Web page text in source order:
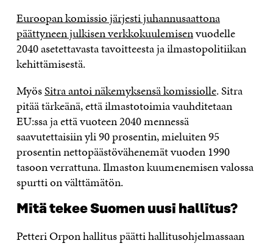
Euroopan komissio järjesti juhannusaattona
päättyneen julkisen verkkokuulemisenvuodelle
2040 asetettavasta tavoitteesta ja ilmastopolitiikan
kehittämisestä.
MyösSitra antoi näkemyksensä komissiolle. Sitra
pitää tärkeänä, että ilmastotoimia vauhditetaan
EU:ssa ja että vuoteen 2040 mennessä
saavutettaisiin yli 90 prosentin, mieluiten 95
prosentin nettopäästövähenemät vuoden 1990
tasoon verrattuna. Ilmaston kuumenemisen valossa
spurtti on välttämätön.
Mitä tekee Suomen uusi hallitus?
Petteri Orpon hallitus päätti hallitusohjelmassaan